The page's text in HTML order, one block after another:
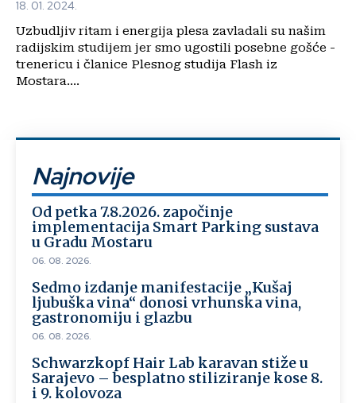
18. 01. 2024.
Uzbudljiv ritam i energija plesa zavladali su našim
radijskim studijem jer smo ugostili posebne gošće -
trenericu i članice Plesnog studija Flash iz
Mostara....
Najnovije
Od petka 7.8.2026. započinje
implementacija Smart Parking sustava
u Gradu Mostaru
06. 08. 2026.
Sedmo izdanje manifestacije „Kušaj
ljubuška vina“ donosi vrhunska vina,
gastronomiju i glazbu
06. 08. 2026.
Schwarzkopf Hair Lab karavan stiže u
Sarajevo – besplatno stiliziranje kose 8.
i 9. kolovoza